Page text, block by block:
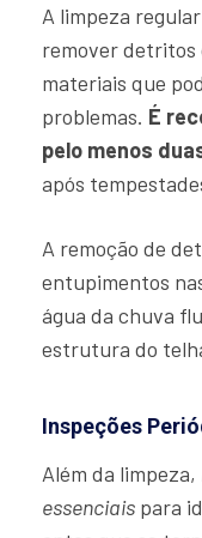
A limpeza
remover detritos
materiais que
problemas. É
pelo menos
após
A remoção de
entupimentos
água da chuva
estrutura do
Inspeções
Além da limpeza,
essenciais para